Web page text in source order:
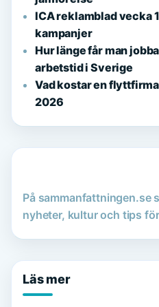
ICA reklamblad vecka
kampanjer
Hur länge får man
arbetstid i Sverige
Vad kostar en
2026
På sammanfattningen.se
nyheter, kultur och tips
Läs mer